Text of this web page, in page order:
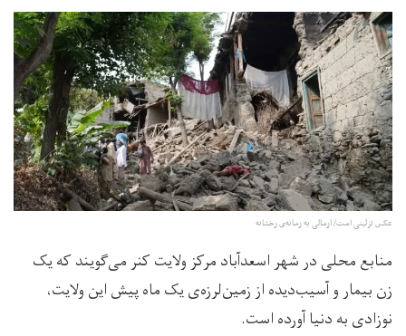
عکس تزئینی است/ ارسالی به رسانه‌ی رخشانه
منابع محلی در شهر اسعدآباد مرکز ولایت کنر می‌گویند که یک
زن بیمار و آسیب‌دیده از زمین‌لرزه‌ی یک ماه پیش این ولایت،
نوزادی به دنیا آورده است.